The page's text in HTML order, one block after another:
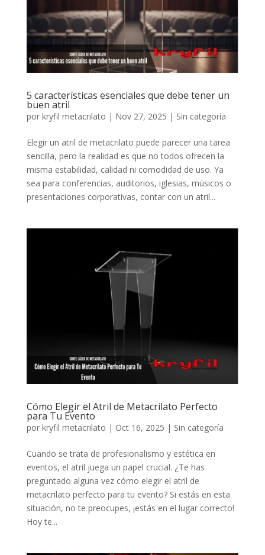
5 características esenciales que debe tener un
buen atril
por kryfil metacrilato | Nov 27, 2025 | Sin categoría
Elegir un atril de metacrilato puede parecer una tarea
sencilla, pero la realidad es que no todos ofrecen la
misma estabilidad, calidad ni comodidad de uso. Ya
sea para conferencias, auditorios, iglesias, músicos o
presentaciones corporativas, contar con un atril...
Cómo Elegir el Atril de Metacrilato Perfecto
para Tu Evento
por kryfil metacrilato | Oct 16, 2025 | Sin categoría
Cuando se trata de profesionalismo y estética en
eventos, el atril juega un papel crucial. ¿Te has
preguntado alguna vez cómo elegir el atril de
metacrilato perfecto para tu evento? Si estás en esta
situación, no te preocupes, ¡estás en el lugar correcto!
Hoy te...